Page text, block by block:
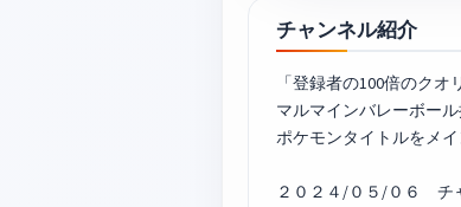
チャンネル紹介
「登録者の100倍のク
マルマインバレーボー
ポケモンタイトルをメ
２０２４/０５/０６ チ